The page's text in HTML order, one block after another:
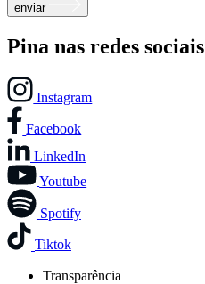
enviar
Pina nas redes sociais
Instagram
Facebook
LinkedIn
Youtube
Spotify
Tiktok
Transparência